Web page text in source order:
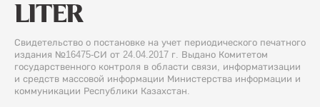
Свидетельство о постановке на учет периодического печатного
издания №16475-СИ от 24.04.2017 г. Выдано Комитетом
государственного контроля в области связи, информатизации
и средств массовой информации Министерства информации и
коммуникации Республики Казахстан.